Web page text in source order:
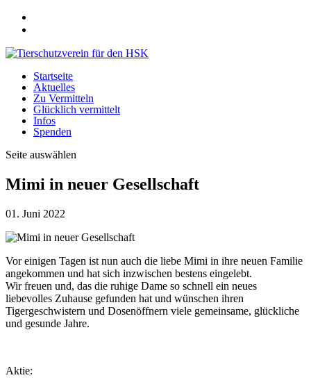
Startseite
Aktuelles
Zu Vermitteln
Glücklich vermittelt
Infos
Spenden
Seite auswählen
Mimi in neuer Gesellschaft
01. Juni 2022
Vor einigen Tagen ist nun auch die liebe Mimi in ihre neuen Familie
angekommen und hat sich inzwischen bestens eingelebt.
Wir freuen und, das die ruhige Dame so schnell ein neues
liebevolles Zuhause gefunden hat und wünschen ihren
Tigergeschwistern und Dosenöffnern viele gemeinsame, glückliche
und gesunde Jahre.
Aktie: